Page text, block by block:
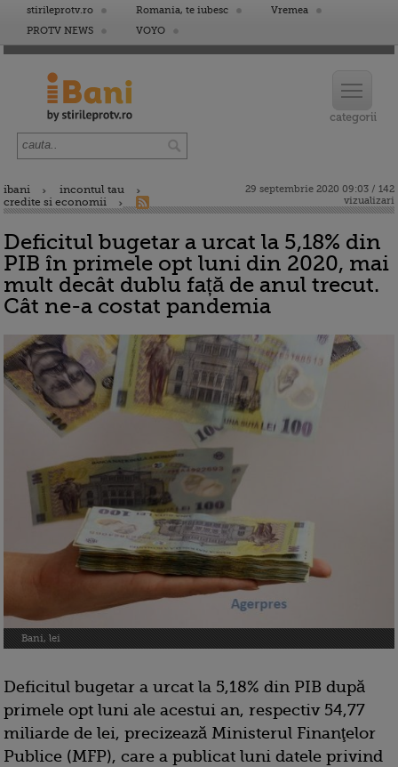
stirileprotv.ro Romania, te iubesc
Vremea
PROTV NEWS
VOYO
ibani
incontul tau
credite si economii
29 septembrie 2020 09:03 / 142
vizualizari
Deficitul bugetar a urcat la 5,18% din
PIB în primele opt luni din 2020, mai
mult decât dublu față de anul trecut.
Cât ne-a costat pandemia
Bani, lei
Deficitul bugetar a urcat la 5,18% din PIB după
primele opt luni ale acestui an, respectiv 54,77
miliarde de lei, precizează Ministerul Finanţelor
Publice (MFP), care a publicat luni datele privind